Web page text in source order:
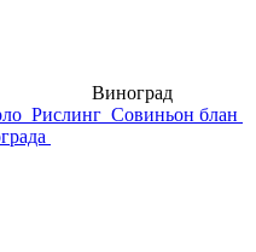
Виноград
Рислинг Совиньон блан